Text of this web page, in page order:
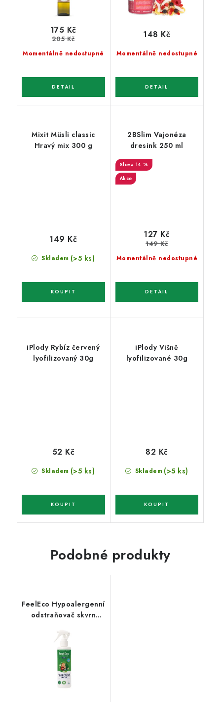
Momentálně nedostupné
175 Kč
205 Kč
Momentálně nedostupné
148 Kč
Mixit Müsli classic
Hravý mix 300 g
Skladem (>5 ks)
149 Kč
2BSlim Vajonéza
dresink 250 ml
14 %
Akce
Momentálně nedostupné
127 Kč
149 Kč
iPlody Rybíz červený
lyofilizovaný 30g
Skladem (>5 ks)
52 Kč
iPlody Višně
lyofilizované 30g
Skladem (>5 ks)
82 Kč
Podobné produkty
FeelEco Hypoalergenní
odstraňovač skvrn